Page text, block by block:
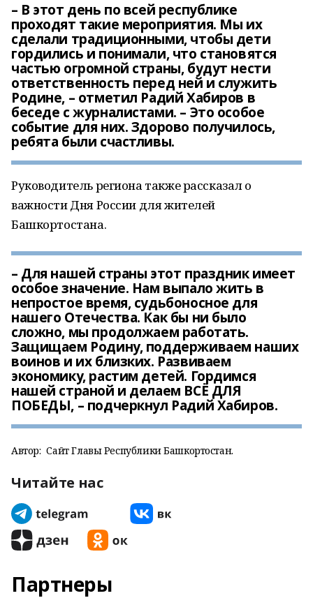
– В этот день по всей республике
проходят такие мероприятия. Мы их
сделали традиционными, чтобы дети
гордились и понимали, что становятся
частью огромной страны, будут нести
ответственность перед ней и служить
Родине, – отметил Радий Хабиров в
беседе с журналистами. – Это особое
событие для них. Здорово получилось,
ребята были счастливы.
Руководитель региона также рассказал о
важности Дня России для жителей
Башкортостана.
– Для нашей страны этот праздник имеет
особое значение. Нам выпало жить в
непростое время, судьбоносное для
нашего Отечества. Как бы ни было
сложно, мы продолжаем работать.
Защищаем Родину, поддерживаем наших
воинов и их близких. Развиваем
экономику, растим детей. Гордимся
нашей страной и делаем ВСЁ ДЛЯ
ПОБЕДЫ, – подчеркнул Радий Хабиров.
Автор: Сайт Главы Республики Башкортостан.
Читайте нас
Партнеры